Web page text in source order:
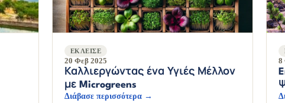
ΈΚΛΕΙΣΕ
20 Φεβ 2025
Καλλιεργώντας ένα Υγιές Μέλλον
με Microgreens
Διάβασε περισσότερα →
8